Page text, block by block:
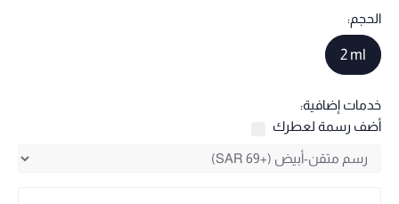
الحجم:
2 ml
خدمات إضافية:
أضف رسمة لعطرك